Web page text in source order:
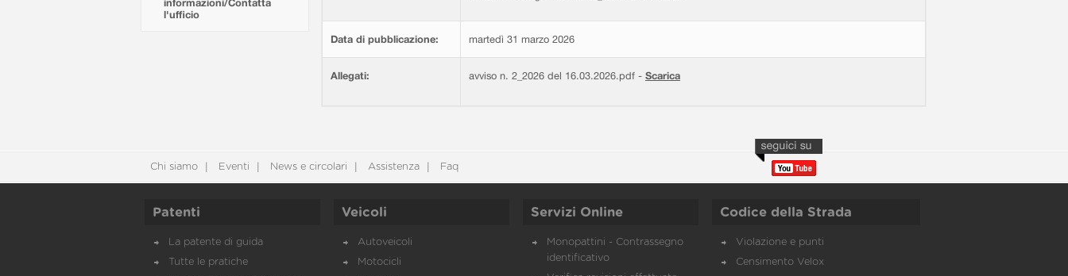
informazioni/Contatta
l'ufficio
Data di pubblicazione: martedì 31 marzo 2026
Allegati: avviso n. 2_2026 del 16.03.2026.pdf - Scarica
Chi siamo Eventi News e circolari Assistenza Faq
Patenti
La patente di guida
Tutte le pratiche
Veicoli
Autoveicoli
Motocicli
Servizi Online
Monopattini - Contrassegno
identificativo
Codice della Strada
Violazione e punti
Censimento Velox